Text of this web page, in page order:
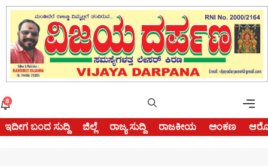
Skip
content
8
ಇದೀಗ ಬಂದ ಸುದ್ದಿ ಜಿಲ್ಲೆ ರಾಜ್ಯ ಸುದ್ದಿ ರಾಜಕೀಯ ಅಂಕಣ